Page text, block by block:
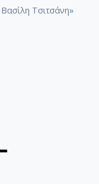
Τσιτσάνη»